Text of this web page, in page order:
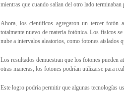
mientras que cuando salían del otro lado terminaban
Ahora, los científicos agregaron un tercer fotón
totalmente nuevo de materia fotónica. Los físicos
nube a intervalos aleatorios, como fotones aislados
Los resultados demuestran que los fotones pueden
otras maneras, los fotones podrían utilizarse para
Este logro podría permitir que algunas tecnologías